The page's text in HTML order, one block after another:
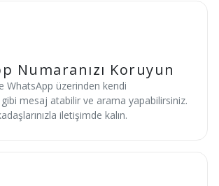
Numaranızı Koruyun
WhatsApp üzerinden kendi
mesaj atabilir ve arama yapabilirsiniz.
iletişimde kalın.